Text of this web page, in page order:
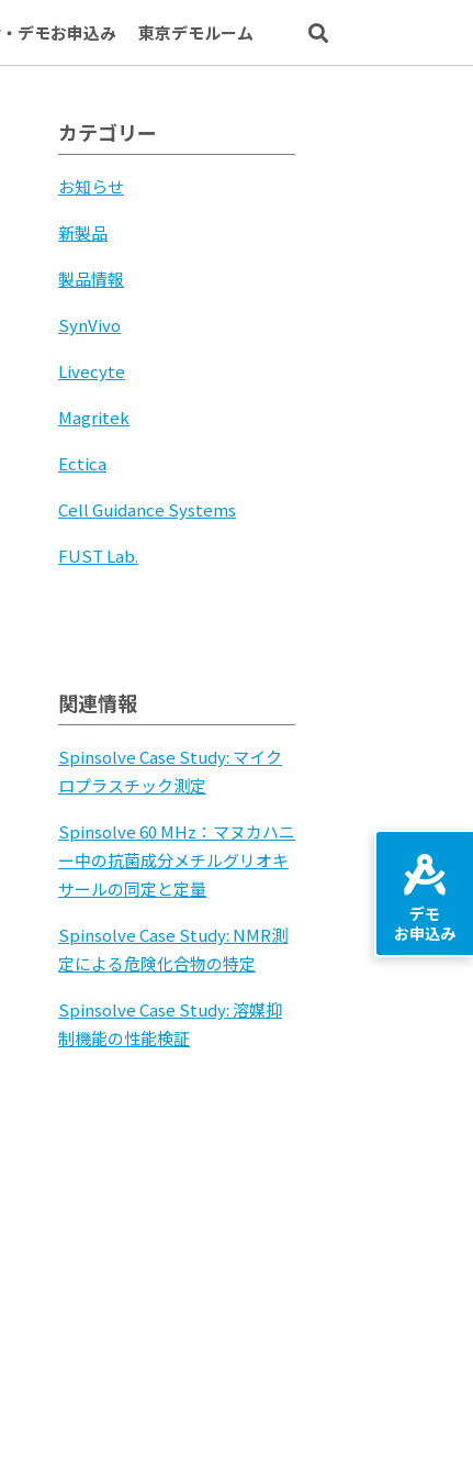
デモお申込み 東京デモルーム
デモ
お申込み
カテゴリー
お知らせ
新製品
製品情報
SynVivo
Livecyte
Magritek
Ectica
Cell Guidance Systems
FUST Lab.
関連情報
Spinsolve Case Study: マイク
ロプラスチック測定
Spinsolve 60 MHz：マヌカハニ
ー中の抗菌成分メチルグリオキ
サールの同定と定量
Spinsolve Case Study: NMR測
定による危険化合物の特定
Spinsolve Case Study: 溶媒抑
制機能の性能検証